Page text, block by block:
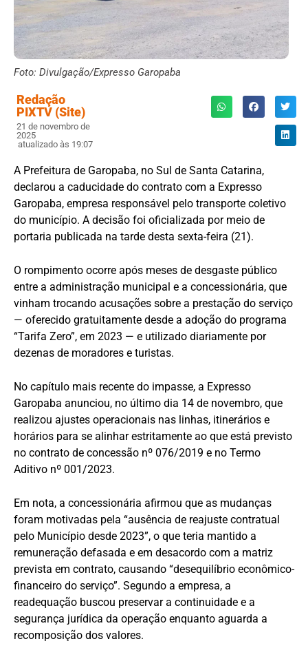
Foto: Divulgação/Expresso Garopaba
Redação
PIXTV (Site)
21 de novembro de
2025
atualizado às 19:07
A Prefeitura de Garopaba, no Sul de Santa Catarina,
declarou a caducidade do contrato com a Expresso
Garopaba, empresa responsável pelo transporte coletivo
do município. A decisão foi oficializada por meio de
portaria publicada na tarde desta sexta-feira (21).
O rompimento ocorre após meses de desgaste público
entre a administração municipal e a concessionária, que
vinham trocando acusações sobre a prestação do serviço
— oferecido gratuitamente desde a adoção do programa
“Tarifa Zero”, em 2023 — e utilizado diariamente por
dezenas de moradores e turistas.
No capítulo mais recente do impasse, a Expresso
Garopaba anunciou, no último dia 14 de novembro, que
realizou ajustes operacionais nas linhas, itinerários e
horários para se alinhar estritamente ao que está previsto
no contrato de concessão nº 076/2019 e no Termo
Aditivo nº 001/2023.
Em nota, a concessionária afirmou que as mudanças
foram motivadas pela “ausência de reajuste contratual
pelo Município desde 2023”, o que teria mantido a
remuneração defasada e em desacordo com a matriz
prevista em contrato, causando “desequilíbrio econômico-
financeiro do serviço”. Segundo a empresa, a
readequação buscou preservar a continuidade e a
segurança jurídica da operação enquanto aguarda a
recomposição dos valores.